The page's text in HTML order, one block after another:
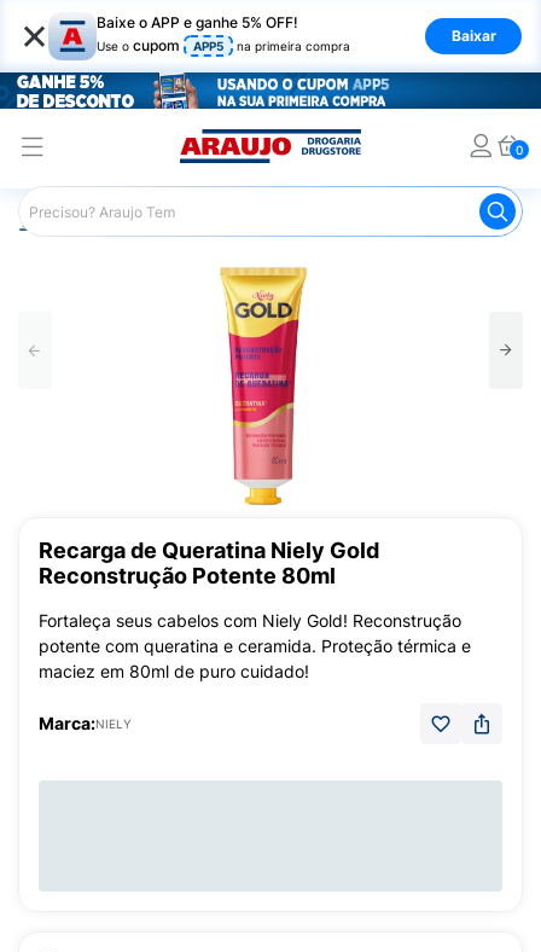
× Baixe o APP e ganhe 5% OFF!
Use o cupom APP5 na primeira compra
Baixar
0
Araujo Cabelo Creme de
Recarga de Queratina Niely Gold
Reconstrução Potente 80ml
Fortaleça seus cabelos com Niely Gold! Reconstrução
potente com queratina e ceramida. Proteção térmica e
maciez em 80ml de puro cuidado!
Marca:NIELY